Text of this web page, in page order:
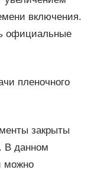
включения.
официальные
пленочного
закрыты
В данном
можно